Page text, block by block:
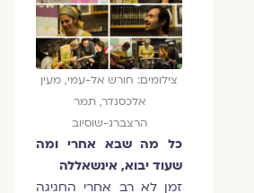
צילומים: חורש אל-עמי, מעין
אלכסנדר, תמר
הרצברג-שוסיוב
כל מה שבא אחרי ומה
שעוד יבוא, אינשאללה
זמן לא רב אחרי החגיגה